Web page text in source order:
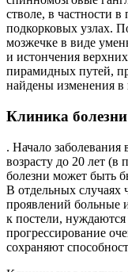
стволе, в частности
подкорковых узлах.
мозжечке в виде
и истончения
пирамидных путей,
найдены изменения
Клиника
. Начало заболевания
возрасту до 20 лет (в
болезни может быть
В отдельных случаях
проявлений больные
к постели,
прогрессирование
сохраняют